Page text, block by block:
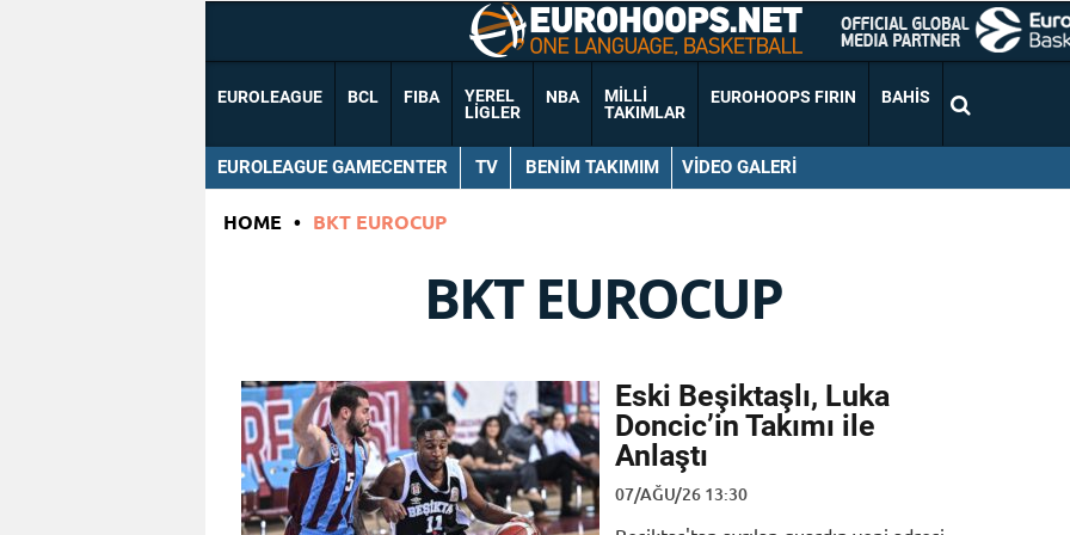
EUROLEAGUE BCL FIBA
YEREL
LIGLER
NBA
MILLI
TAKIMLAR
EUROHOOPS FIRIN BAHIS
EUROLEAGUE GAMECENTER TV BENIM TAKIMIM VIDEO GALERI
HOME • BKT EUROCUP
BKT EUROCUP
Eski Beşiktaşlı, Luka
Doncic’in Takımı ile
Anlaştı
07/AĞU/26 13:30